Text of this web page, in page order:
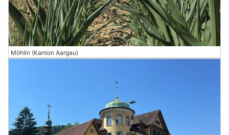
Möhlin (Kanton Aargau)